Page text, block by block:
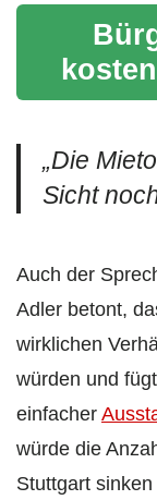
„Die
Sicht
Auch der
Adler betont,
wirklichen
würden und
einfacher
würde die
Stuttgart